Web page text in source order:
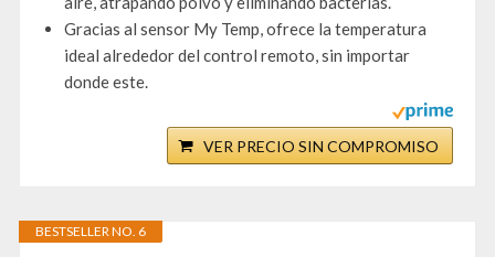
Gracias al sensor My Temp, ofrece la temperatura
ideal alrededor del control remoto, sin importar
donde este.
VER PRECIO SIN COMPROMISO
BESTSELLER NO. 6